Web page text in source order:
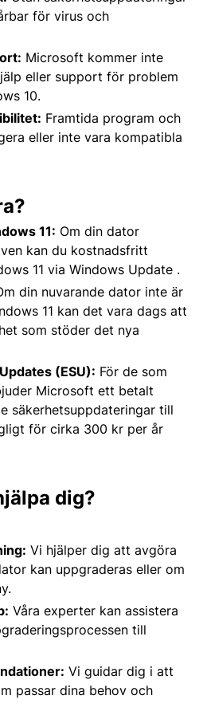
för virus och
Microsoft kommer inte
eller support för problem
10.
Framtida program och
eller inte vara kompatibla
11: Om din dator
kan du kostnadsfritt
11 via Windows Update .
din nuvarande dator inte är
11 kan det vara dags att
som stöder det nya
(ESU): För de som
Microsoft ett betalt
säkerhetsuppdateringar till
för cirka 300 kr per år
dig?
Vi hjälper dig att avgöra
kan uppgraderas eller om
Våra experter kan assistera
till
Vi guidar dig i att
passar dina behov och